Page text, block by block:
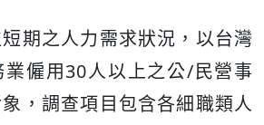
期之人力需求狀況，以台灣
僱用30人以上之公/民營事
，調查項目包含各細職類人